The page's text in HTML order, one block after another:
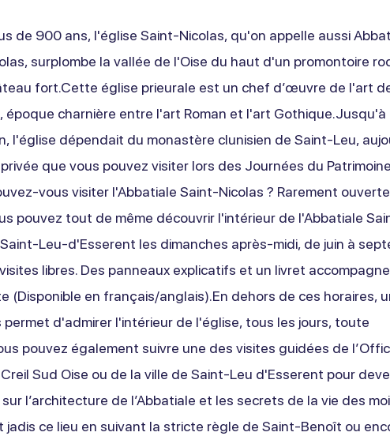
de 900 ans, l'église Saint-Nicolas, qu'on appelle aussi
surplombe la vallée de l'Oise du haut d'un promontoire
fort.Cette église prieurale est un chef d’œuvre de l'art
époque charnière entre l'art Roman et l'art Gothique.Jusqu'à
l'église dépendait du monastère clunisien de Saint-Leu,
que vous pouvez visiter lors des Journées du
vous visiter l'Abbatiale Saint-Nicolas ? Rarement
pouvez tout de même découvrir l'intérieur de l'Abbatiale
Leu-d'Esserent les dimanches après-midi, de juin à
libres. Des panneaux explicatifs et un livret
(Disponible en français/anglais).En dehors de ces horaires,
permet d'admirer l'intérieur de l'église, tous les jours, toute
pouvez également suivre une des visites guidées de
Sud Oise ou de la ville de Saint-Leu d'Esserent pour
l’architecture de l’Abbatiale et les secrets de la vie des
jadis ce lieu en suivant la stricte règle de Saint-Benoît ou